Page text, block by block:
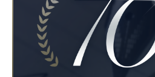
English